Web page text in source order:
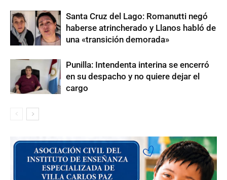
Santa Cruz del Lago: Romanutti negó
haberse atrincherado y Llanos habló de
una «transición demorada»
Punilla: Intendenta interina se encerró
en su despacho y no quiere dejar el
cargo